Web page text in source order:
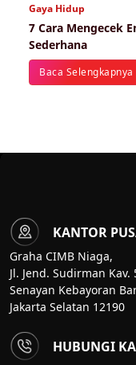
Gaya Hidup
7 Cara Mengecek
Sederhana
Baca Selengkapnya
KANTOR
Graha CIMB Niaga,
Jl. Jend. Sudirman Kav.
Senayan Kebayoran
Jakarta Selatan 12190
HUBUNGI